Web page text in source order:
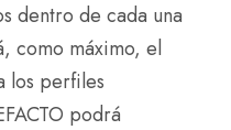
dentro de cada una
como máximo, el
los perfiles
podrá